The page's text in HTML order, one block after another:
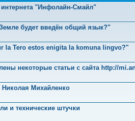
"Инфолайн-Смайл"
будет введён общий язык?"
la Tero estos enigita la komuna lingvo?"
некоторые статьи с сайта http://
Николая Михайленко
и технические штучки